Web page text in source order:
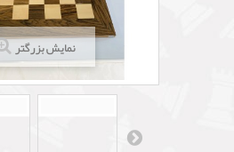
نمایش بزرگتر